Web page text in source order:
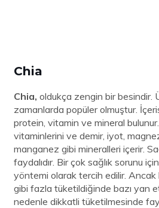
Chia
Chia, oldukça zengin bir besindir.
zamanlarda popüler olmuştur.
protein, vitamin ve mineral
vitaminlerini ve demir, iyot,
manganez gibi mineralleri içerir.
faydalıdır. Bir çok sağlık sorunu
yöntemi olarak tercih edilir. Ancak
gibi fazla tüketildiğinde bazı yan
nedenle dikkatli tüketilmesinde